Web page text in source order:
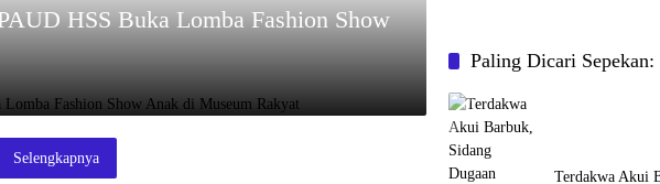
HSS Buka Lomba Fashion Show
Selengkapnya
Paling Dicari Sepekan:
Terdakwa Akui